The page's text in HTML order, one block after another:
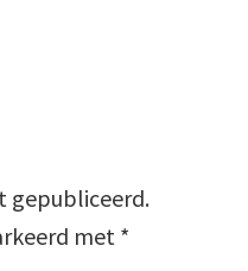
gepubliceerd.
met *